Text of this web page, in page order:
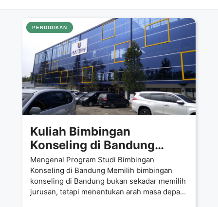
PENDIDIKAN
Kuliah Bimbingan
Konseling di Bandung
Cuma 5,5 Juta per
Semester? Ini Kesempatan
Emas di Universitas
Ma’soem!
Mengenal Program Studi Bimbingan
Konseling di Bandung Memilih bimbingan
konseling di Bandung bukan sekadar memilih
jurusan, tetapi menentukan arah masa depan